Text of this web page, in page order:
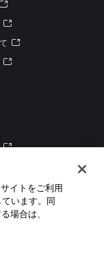
Reserved.
イトをご利用
います。​ 同
場合は、